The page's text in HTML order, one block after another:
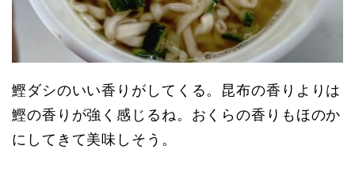
鰹ダシのいい香りがしてくる。昆布の香りよりは
鰹の香りが強く感じるね。おくらの香りもほのか
にしてきて美味しそう。